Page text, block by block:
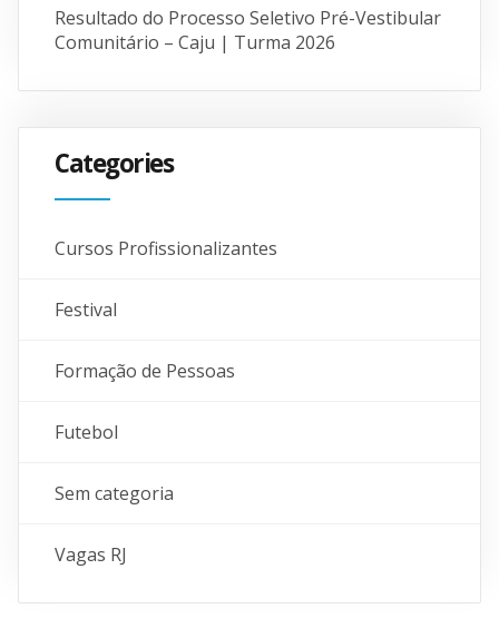
Resultado do Processo Seletivo Pré-Vestibular
Comunitário – Caju | Turma 2026
Categories
Cursos Profissionalizantes
Festival
Formação de Pessoas
Futebol
Sem categoria
Vagas RJ